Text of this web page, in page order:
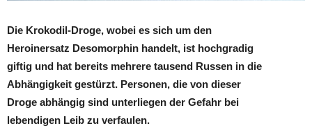
Die Krokodil-Droge, wobei es sich um den
Heroinersatz Desomorphin handelt, ist hochgradig
giftig und hat bereits mehrere tausend Russen in die
Abhängigkeit gestürzt. Personen, die von dieser
Droge abhängig sind unterliegen der Gefahr bei
lebendigen Leib zu verfaulen.